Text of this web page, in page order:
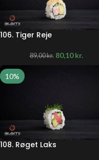
106. Tiger Reje
89,00kr. 80,10kr.
10%
108. Røget Laks